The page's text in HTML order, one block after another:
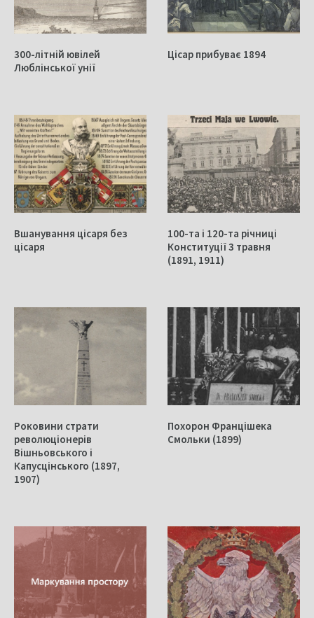
300-літній ювілей
Люблінської унії
Цісар прибуває 1894
Вшанування цісаря без
цісаря
100-та і 120-та річниці
Конституції 3 травня
(1891, 1911)
Роковини страти
революціонерів
Вішньовського і
Капусцінського (1897,
1907)
Похорон Францішека
Смольки (1899)